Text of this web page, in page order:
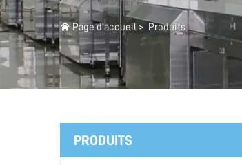
Page d'accueil > Produits
PRODUITS